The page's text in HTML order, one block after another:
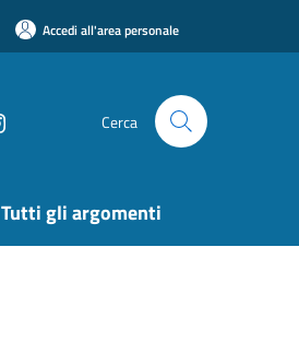
Accedi all'area personale
Cerca
Tutti gli argomenti